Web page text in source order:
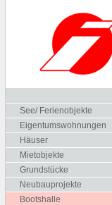
See/ Ferienobjekte
Eigentumswohnungen
Häuser
Mietobjekte
Grundstücke
Neubauprojekte
Bootshalle